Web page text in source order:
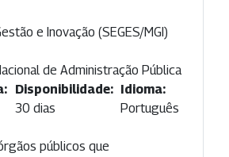
e Inovação (SEGES/MGI)
de Administração Pública
Disponibilidade:
30 dias
Idioma:
Português
públicos que